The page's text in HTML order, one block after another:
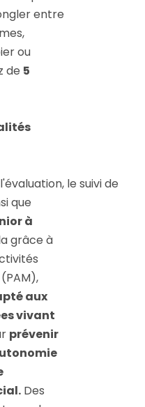
entre
ou
de 5
le suivi de
que
à
grâce à
aux
vivant
prévenir
Des